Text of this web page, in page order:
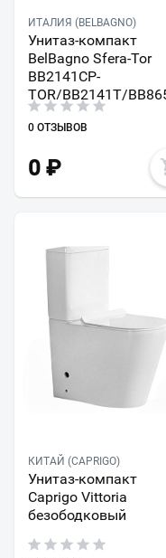
ИТАЛИЯ (BELBAGNO)
Унитаз-компакт
BelBagno Sfera-Tor
BB2141CP-
TOR/BB2141T/
0 ОТЗЫВОВ
0 ₽
КИТАЙ (CAPRIGO)
Унитаз-компакт
Caprigo Vittoria
безободковый